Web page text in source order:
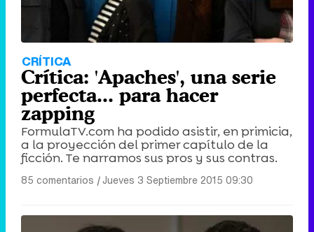
CRÍTICA
Crítica: 'Apaches', una serie
perfecta... para hacer
zapping
FormulaTV.com ha podido asistir, en primicia,
a la proyección del primer capítulo de la
ficción. Te narramos sus pros y sus contras.
85 comentarios |Jueves 3 Septiembre 2015 09:30